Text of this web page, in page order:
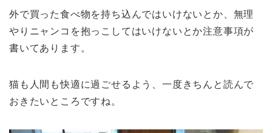
外で買った食べ物を持ち込んではいけないとか、無理
やりニャンコを抱っこしてはいけないとか注意事項が
書いてあります。
猫も人間も快適に過ごせるよう、一度きちんと読んで
おきたいところですね。